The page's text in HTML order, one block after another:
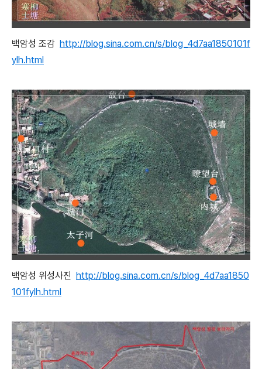
백암성 조감 http://blog.sina.com.cn/s/blog_4d7aa1850101f
ylh.html
백암성 위성사진 http://blog.sina.com.cn/s/blog_4d7aa1850
101fylh.html